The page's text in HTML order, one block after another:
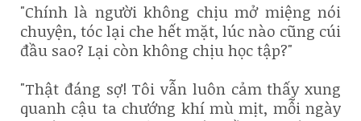
"Chính là người không chịu mở miệng nói
chuyện, tóc lại che hết mặt, lúc nào cũng cúi
đầu sao? Lại còn không chịu học tập?"
"Thật đáng sợ! Tôi vẫn luôn cảm thấy xung
quanh cậu ta chướng khí mù mịt, mỗi ngày